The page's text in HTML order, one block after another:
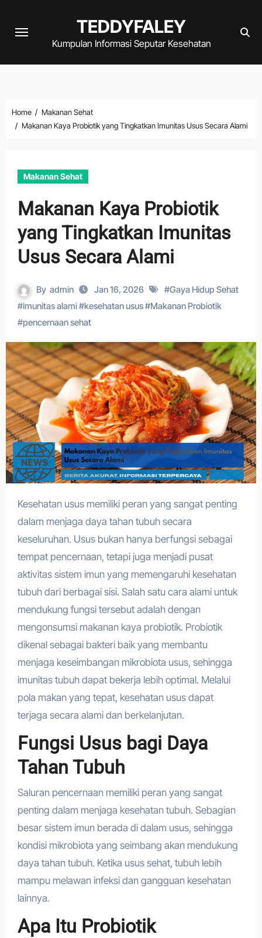
TEDDYFALEY
Kumpulan Informasi Seputar Kesehatan
Home
Makanan Sehat
Makanan Kaya Probiotik yang Tingkatkan Imunitas Usus Secara Alami
Makanan Sehat
Makanan Kaya Probiotik
yang Tingkatkan Imunitas
Usus Secara Alami
By admin Jan 16, 2026 #Gaya Hidup Sehat
#imunitas alami#kesehatan usus#Makanan Probiotik
#pencernaan sehat
Kesehatan usus memiliki peran yang sangat penting
dalam menjaga daya tahan tubuh secara
keseluruhan. Usus bukan hanya berfungsi sebagai
tempat pencernaan, tetapi juga menjadi pusat
aktivitas sistem imun yang memengaruhi kesehatan
tubuh dari berbagai sisi. Salah satu cara alami untuk
mendukung fungsi tersebut adalah dengan
mengonsumsi makanan kaya probiotik. Probiotik
dikenal sebagai bakteri baik yang membantu
menjaga keseimbangan mikrobiota usus, sehingga
imunitas tubuh dapat bekerja lebih optimal. Melalui
pola makan yang tepat, kesehatan usus dapat
terjaga secara alami dan berkelanjutan.
Fungsi Usus bagi Daya
Tahan Tubuh
Saluran pencernaan memiliki peran yang sangat
penting dalam menjaga kesehatan tubuh. Sebagian
besar sistem imun berada di dalam usus, sehingga
kondisi mikrobiota yang seimbang akan mendukung
daya tahan tubuh. Ketika usus sehat, tubuh lebih
mampu melawan infeksi dan gangguan kesehatan
lainnya.
Apa Itu Probiotik